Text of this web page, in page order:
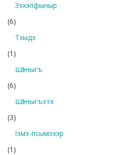
Зэхэпфыныр
(6)
Тхыдэ
(1)
Шӏэныгъ
(6)
Шӏэныгъэтх
(3)
Ӏэмэ-псымэхэр
(1)